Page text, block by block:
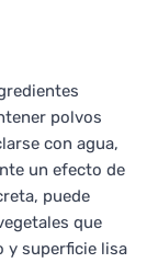
polvos
con agua,
un efecto de
puede
que
y superficie lisa